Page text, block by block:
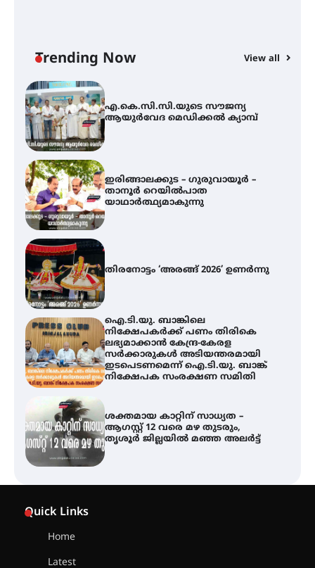
Trending Now View all
ഇരിങ്ങാലക്കുട – ഗുരുവായൂർ –
താനൂർ റെയിൽപാത
യാഥാർത്ഥ്യമാകുന്നു
തിരനോട്ടം ‘അരങ്ങ് 2026’ ഉണർന്നു
നിക്ഷേപകർക്ക് പണം തിരികെ
ലഭ്യമാക്കാൻ കേന്ദ്ര-കേരള
സർക്കാരുകൾ അടിയന്തരമായി
ഇടപെടണമെന്ന് ഐ.ടി.യു. ബാങ്ക്
നിക്ഷേപക സംരക്ഷണ സമിതി
ശക്തമായ കാറ്റിന് സാധ്യത –
ആഗസ്റ്റ് 12 വരെ മഴ തുടരും,
തൃശൂർ ജില്ലയിൽ മഞ്ഞ അലർട്ട്
അരങ്ങ് 2026-ന്
സാംസ്കാരികപ്പൊലിമയോടെ
സമാപനം
Quick Links
Home
Latest